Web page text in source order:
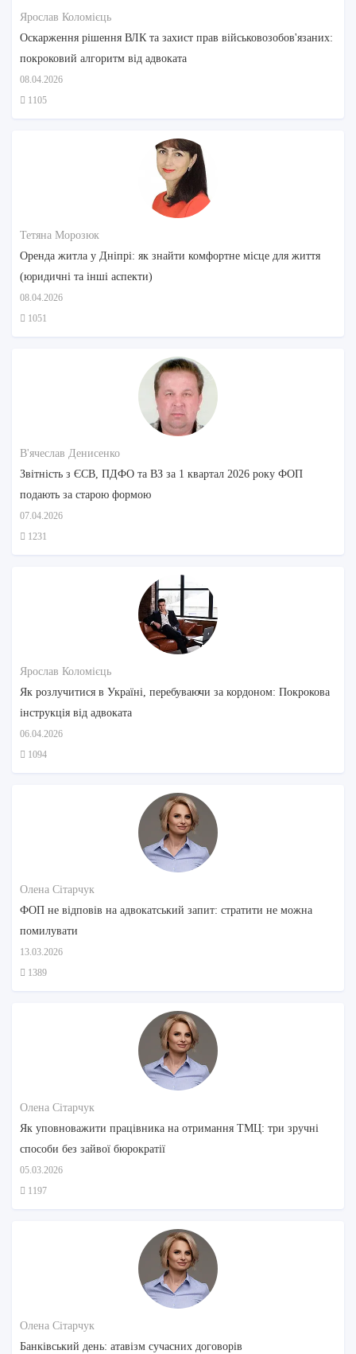
Ярослав Коломієць
Оскарження рішення ВЛК та захист прав військовозобов'язаних:
покроковий алгоритм від адвоката
08.04.2026
1105
Тетяна Морозюк
Оренда житла у Дніпрі: як знайти комфортне місце для життя
(юридичні та інші аспекти)
08.04.2026
1051
В'ячеслав Денисенко
Звітність з ЄСВ, ПДФО та ВЗ за 1 квартал 2026 року ФОП
подають за старою формою
07.04.2026
1231
Ярослав Коломієць
Як розлучитися в Україні, перебуваючи за кордоном: Покрокова
інструкція від адвоката
06.04.2026
1094
Олена Сітарчук
ФОП не відповів на адвокатський запит: стратити не можна
помилувати
13.03.2026
1389
Олена Сітарчук
Як уповноважити працівника на отримання ТМЦ: три зручні
способи без зайвої бюрократії
05.03.2026
1197
Олена Сітарчук
Банківський день: атавізм сучасних договорів